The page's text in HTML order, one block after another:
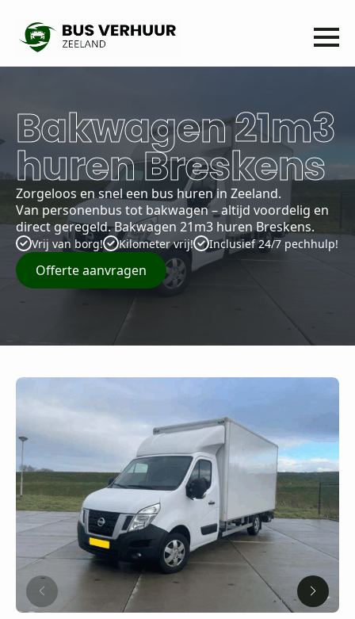
Bakwagen 21m3
huren Breskens
Zorgeloos en snel een bus huren in Zeeland.
Van personenbus tot bakwagen – altijd voordelig en
direct geregeld. Bakwagen 21m3 huren Breskens.
Vrij van borg! Kilometer vrij! Inclusief 24/7 pechhulp!
Offerte aanvragen